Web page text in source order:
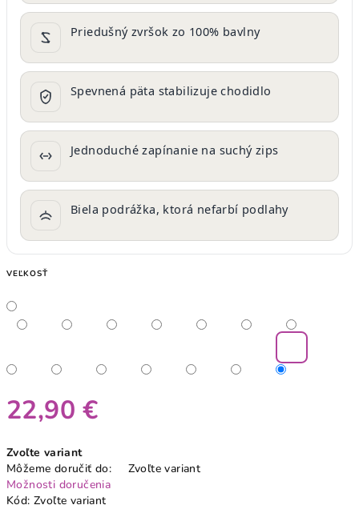
Priedušný zvršok zo 100% bavlny
Spevnená päta stabilizuje chodidlo
Jednoduché zapínanie na suchý zips
Biela podrážka, ktorá nefarbí podlahy
VEĽKOSŤ
22,90 €
cena:
Zvoľte variant
Môžeme doručiť do:
Zvoľte variant
Možnosti doručenia
Kód: Zvoľte variant